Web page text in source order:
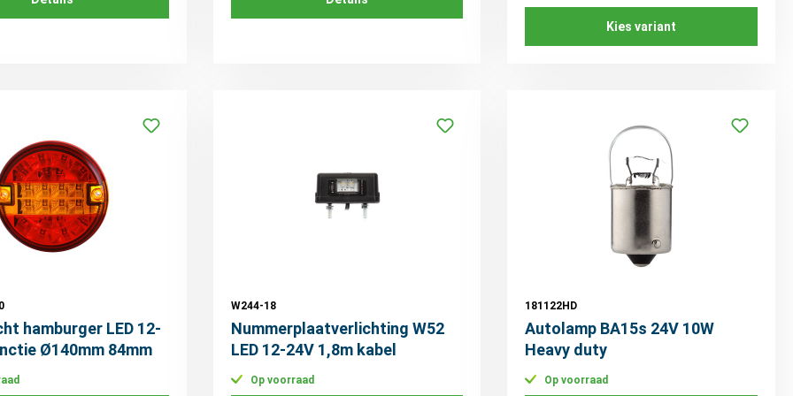
Kies variant
hamburger LED 12-
Ø140mm 84mm
W244-18
Nummerplaatverlichting W52
LED 12-24V 1,8m kabel
Op voorraad
181122HD
Autolamp BA15s 24V 10W
Heavy duty
Op voorraad